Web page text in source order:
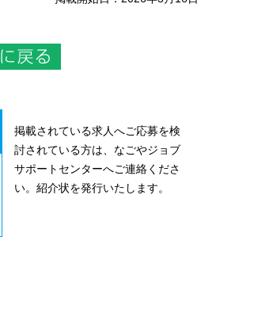
掲載されている求人へご応募を検
討されている方は、なごやジョブ
サポートセンターへご連絡くださ
い。紹介状を発行いたします。